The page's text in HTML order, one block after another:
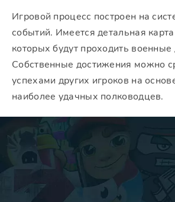
Игровой процесс построен на
событий. Имеется детальная
которых будут проходить военные
Собственные достижения можно
успехами других игроков на
наиболее удачных полководцев.